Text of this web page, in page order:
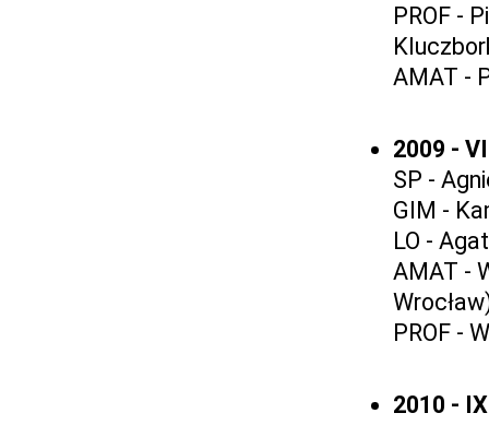
PROF -
AMAT -
2009 -
SP -
GIM -
LO -
AMAT -
PROF -
2010 -